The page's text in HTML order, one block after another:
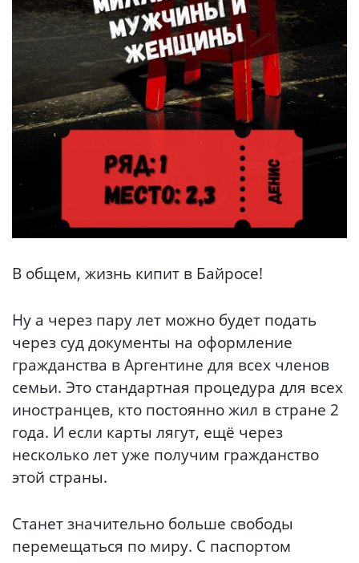
В общем, жизнь кипит в Байросе!
Ну а через пару лет можно будет подать
через суд документы на оформление
гражданства в Аргентине для всех членов
семьи. Это стандартная процедура для всех
иностранцев, кто постоянно жил в стране 2
года. И если карты лягут, ещё через
несколько лет уже получим гражданство
этой страны.
Станет значительно больше свободы
перемещаться по миру. С паспортом